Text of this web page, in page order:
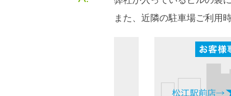
また、近隣の駐車場ご利用